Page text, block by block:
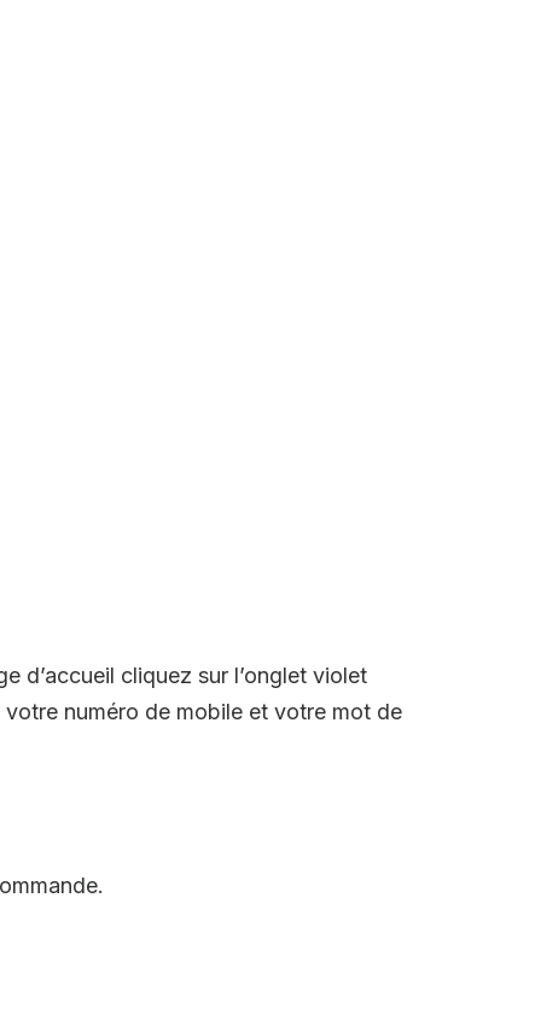
d’accueil cliquez sur l’onglet violet
numéro de mobile et votre mot de